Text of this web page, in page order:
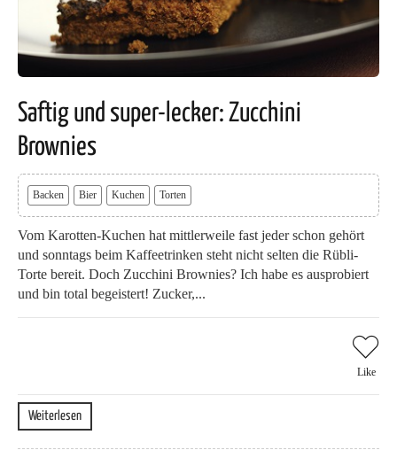
Saftig und super-lecker: Zucchini
Brownies
Backen Bier Kuchen Torten
Vom Karotten-Kuchen hat mittlerweile fast jeder schon gehört
und sonntags beim Kaffeetrinken steht nicht selten die Rübli-
Torte bereit. Doch Zucchini Brownies? Ich habe es ausprobiert
und bin total begeistert! Zucker,...
Like
Weiterlesen